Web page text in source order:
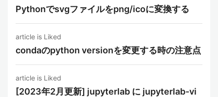
Pythonでsvgファイルをpng/icoに変換する
article is Liked
condaのpython versionを変更する時の注意点
article is Liked
[2023年2月更新] jupyterlab に jupyterlab-vi